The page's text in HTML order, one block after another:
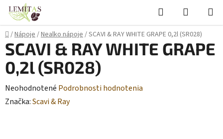
Prejsť
obsah
Hľadať
KOŠÍK
Domov
/Nápoje/Nealko nápoje/SCAVI & RAY WHITE GRAPE 0,2l (SR028)
SCAVI & RAY WHITE GRAPE
0,2l (SR028)
Priemerné
hodnotenie
Neohodnotené Podrobnosti hodnotenia
Značka:Scavi & Ray